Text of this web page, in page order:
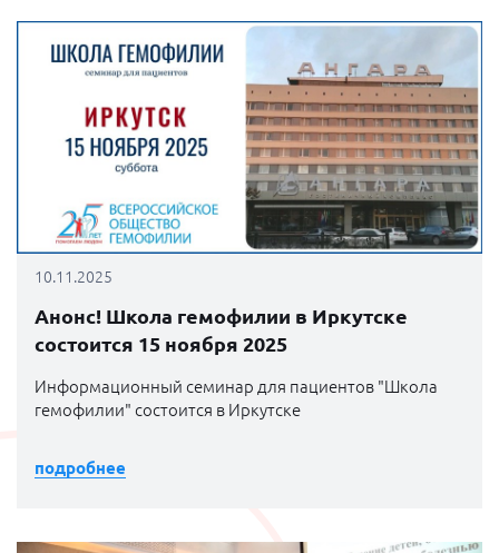
10.11.2025
Анонс! Школа гемофилии в Иркутске
состоится 15 ноября 2025
Информационный семинар для пациентов "Школа
гемофилии" состоится в Иркутске
подробнее